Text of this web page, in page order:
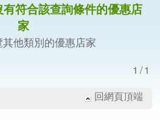
符合該查詢條件的優惠店
家
他類別的優惠店家
1/1
回網頁頂端